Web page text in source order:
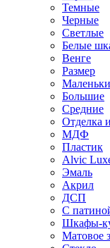
Темные
Черные
Светлые
Белые
Венге
Размер
Большие
Средние
Отделка
МДФ
Пластик
Alvic
Эмаль
Акрил
ДСП
С
Шкафы-
Матовое